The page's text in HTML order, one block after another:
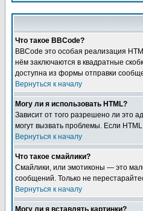
Что такое BBCode?
BBCode это особая реализация
нём заключаются в квадратные
доступна из формы отправки
Вернуться к началу
Могу ли я использовать HTML?
Зависит от того разрешено ли это
могут вызвать проблемы. Если
Вернуться к началу
Что такое смайлики?
Смайлики, или эмотиконы — это
сообщений. Только не
Вернуться к началу
Могу ли я вставлять картинки?